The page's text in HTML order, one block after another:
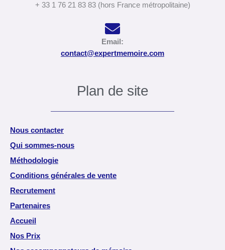
+ 33 1 76 21 83 83 (hors France métropolitaine)
Email:
contact@expertmemoire.com
Plan de site
Nous contacter
Qui sommes-nous
Méthodologie
Conditions générales de vente
Recrutement
Partenaires
Accueil
Nos Prix